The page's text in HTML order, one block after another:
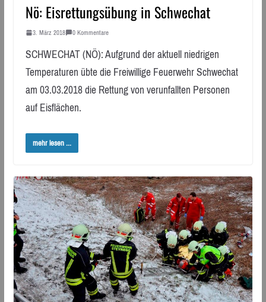
Nö: Eisrettungsübung in Schwechat
3. März 2018 0 Kommentare
SCHWECHAT (NÖ): Aufgrund der aktuell niedrigen
Temperaturen übte die Freiwillige Feuerwehr Schwechat
am 03.03.2018 die Rettung von verunfallten Personen
auf Eisflächen.
mehr lesen ...